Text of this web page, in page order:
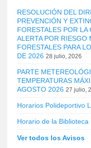
RESOLUCIÓN DEL
PREVENCIÓN Y
FORESTALES POR LA
ALERTA POR RIESGO
FORESTALES PARA
DE 2026 28 julio, 2026
PARTE
TEMPERATURAS
AGOSTO 2026 27 julio,
Horarios Polideportivo
Horario de la Biblioteca
Ver todos los Avisos